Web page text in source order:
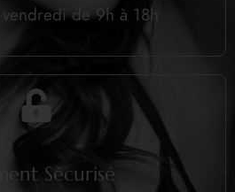
de 9h à 18h
Sécurisé